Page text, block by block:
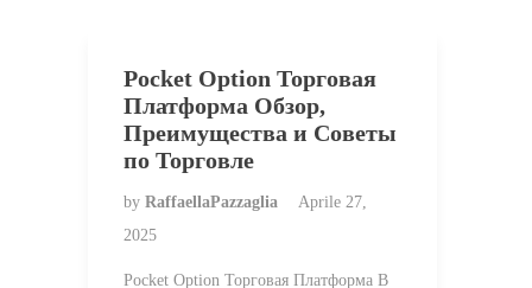
Pocket Option Торговая
Платформа Обзор,
Преимущества и Советы
по Торговле
by RaffaellaPazzaglia
Aprile 27,
2025
Pocket Option Торговая Платформа В